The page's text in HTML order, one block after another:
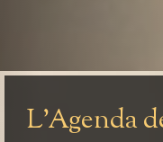
L'Agenda